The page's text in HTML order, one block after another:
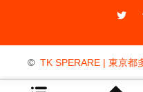
© TK SPERARE | 東京都